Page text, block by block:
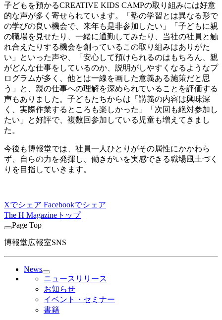
子どもを預かるCREATIVE KIDS CAMPの取り組みには好意
的な声が多く寄せられています。「塾の学習とは異なる形で
の学びの良い機会で、来年も是非参加したい」「子どもに親
の職場を見せたり、一緒に通勤してみたり、当社の社員と触
れ合えたりする機会を創っているこの取り組みはありがた
い」といった声や、「安心して預けられるのはもちろん、親
がどんな仕事をしているのか、説明がしやすくなるようなプ
ログラムが多く、他とは一線を画した意義ある施策だと思
う」と、親の仕事への理解を深められていることを評価する
声もありました。子どもたちからは「講義の内容は興味深
く、実際作業するところも楽しかった」「次回も絶対参加し
たい」と好評で、複数回参加している児童も増えてきまし
た。
今後も博報堂では、社員一人ひとりがその属性にかかわら
ず、自らの力を発揮し、働きがいを実感できる職場風土づく
りを目指していきます。
Xでシェア Facebookでシェア
The H Magazineトップ
Page Top
博報堂広報室SNS
News
ニュースリリース
お知らせ
イベント・セミナー
書籍